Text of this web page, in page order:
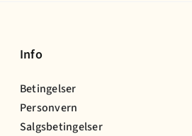
Info
Betingelser
Personvern
Salgsbetingelser